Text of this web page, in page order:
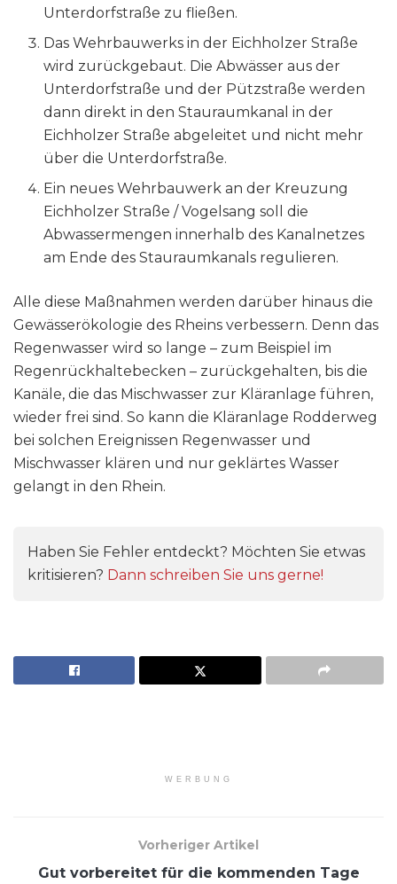
Unterdorfstraße zu fließen.
Das Wehrbauwerks in der Eichholzer Straße
wird zurückgebaut. Die Abwässer aus der
Unterdorfstraße und der Pützstraße werden
dann direkt in den Stauraumkanal in der
Eichholzer Straße abgeleitet und nicht mehr
über die Unterdorfstraße.
Ein neues Wehrbauwerk an der Kreuzung
Eichholzer Straße / Vogelsang soll die
Abwassermengen innerhalb des Kanalnetzes
am Ende des Stauraumkanals regulieren.
Alle diese Maßnahmen werden darüber hinaus die
Gewässerökologie des Rheins verbessern. Denn das
Regenwasser wird so lange – zum Beispiel im
Regenrückhaltebecken – zurückgehalten, bis die
Kanäle, die das Mischwasser zur Kläranlage führen,
wieder frei sind. So kann die Kläranlage Rodderweg
bei solchen Ereignissen Regenwasser und
Mischwasser klären und nur geklärtes Wasser
gelangt in den Rhein.
Haben Sie Fehler entdeckt? Möchten Sie etwas
kritisieren? Dann schreiben Sie uns gerne!
WERBUNG
Vorheriger Artikel
Gut vorbereitet für die kommenden Tage